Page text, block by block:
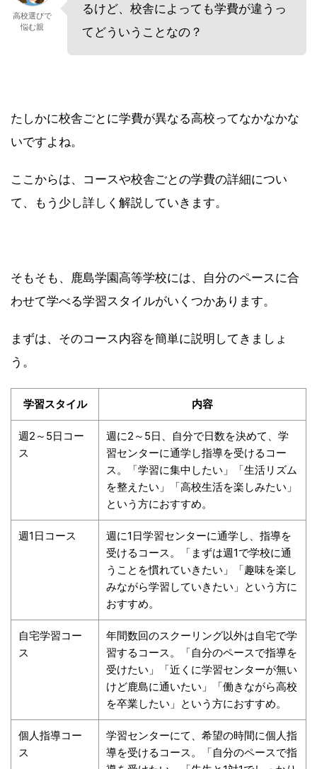
高校選びで
悩む親
るけど、校舎によっても学費が違うっ
てどういうことなの？
たしかに校舎ごとに学費が異なる高校ってなかなかな
いですよね。
ここからは、コースや校舎ごとの学費の詳細につい
て、もう少し詳しく解説していきます。
そもそも、鹿島学園高等学校には、自分のペースに合
わせて学べる学習スタイルがいくつかあります。
まずは、そのコース内容を簡単に説明してきましょ
う。
学習スタイル 内容
週2～5日コー
ス
週に2～5日、自分で日数を決めて、学
習センターに通学し指導を受けるコー
ス。「学習に集中したい」「生活リズム
を整えたい」「高校生活を楽しみたい」
という方におすすめ。
週1日コース
週に1日学習センターに通学し、指導を
受けるコース。「まずは週1で学校に通
うことを慣れていきたい」「趣味を楽し
みながら学習していきたい」という方に
おすすめ。
自宅学習コー
ス
年間数回のスクーリング以外は自宅で学
習するコース。「自分のペースで指導を
受けたい」「近くに学習センターが無い
けど鹿島に通いたい」「働きながら高校
を卒業したい」という方におすすめ。
個人指導コー
ス
学習センターにて、希望の時間に個人指
導を受けるコース。「自分のペースで指